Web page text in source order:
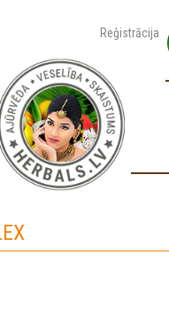
Reģistrācija